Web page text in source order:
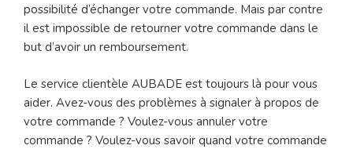
possibilité d’échanger votre commande. Mais par contre
il est impossible de retourner votre commande dans le
but d’avoir un remboursement.
Le service clientèle AUBADE est toujours là pour vous
aider. Avez-vous des problèmes à signaler à propos de
votre commande ? Voulez-vous annuler votre
commande ? Voulez-vous savoir quand votre commande